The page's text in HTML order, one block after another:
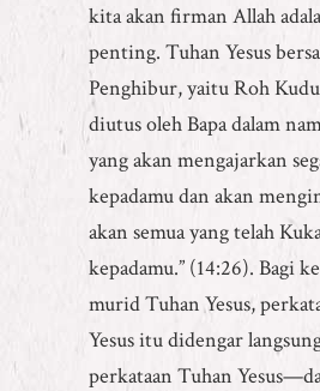
kita akan firman Allah
penting. Tuhan Yesus
Penghibur, yaitu Roh
diutus oleh Bapa dalam
yang akan mengajarkan
kepadamu dan akan
akan semua yang telah
kepadamu.” (14:26). Bagi
murid Tuhan Yesus,
Yesus itu didengar
perkataan Tuhan